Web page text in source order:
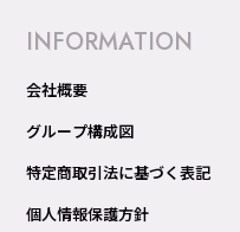
INFORMATION
会社概要
グループ構成図
特定商取引法に基づく表記
個人情報保護方針